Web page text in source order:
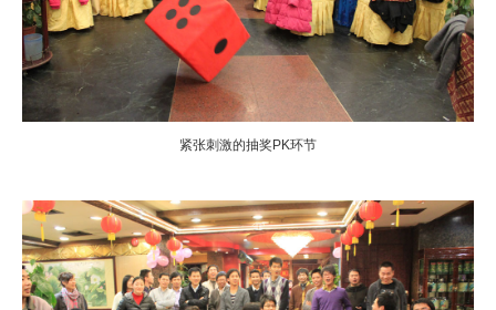
紧张刺激的抽奖PK环节